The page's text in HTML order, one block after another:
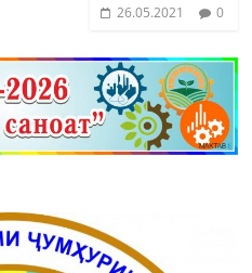
26.05.2021 0